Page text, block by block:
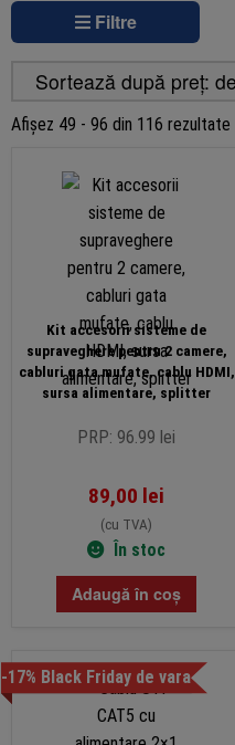
Filtre
Afișez 49 - 96 din 116 rezultate
Kit accesorii sisteme de
supraveghere pentru 2 camere,
cabluri gata mufate, cablu HDMI,
sursa alimentare, splitter
PRP: 96.99 lei
89,00 lei
(cu TVA)
În stoc
Adaugă în coș
-17% Black Friday de vara